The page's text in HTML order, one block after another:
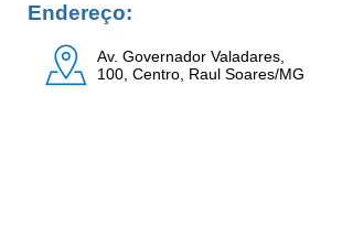
Endereço:
Av. Governador Valadares,
100, Centro, Raul Soares/MG